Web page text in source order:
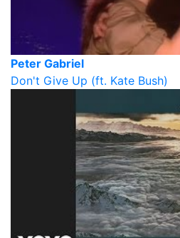
Peter Gabriel
Don't Give Up (ft. Kate Bush)